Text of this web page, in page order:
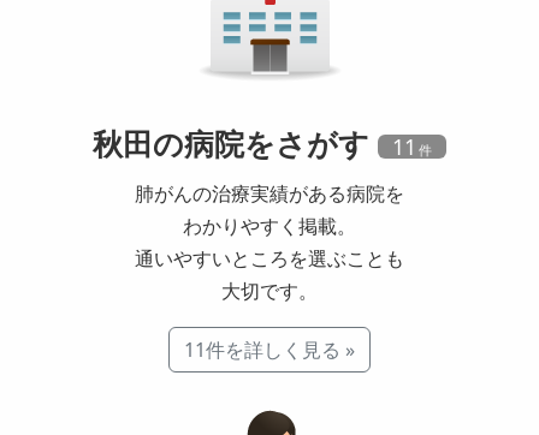
秋田の病院をさがす 11
肺がんの治療実績がある病院を
わかりやすく掲載。
通いやすいところを選ぶことも
大切です。
11件を詳しく見る »